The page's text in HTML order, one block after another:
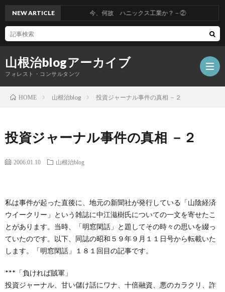
山根治blogアーカイブ
フォレスト・コンサルタンツ
を
創
人々
根
治
会
社
内
NEW ARTICLE 今、何故 ハニックス工業か？－②
HOME 山根治blog 投資ジャーナル事件の真相 －２
投資ジャーナル事件の真相 －２
2006.01.10 山根治blog
私は事件が起った直後に、地元の新聞社が発行している「山陰経済
ウイークリー」という雑誌に中江滋樹氏についての一文を寄せたこ
とがあります。当時、「明窓閑話」と題してその時々の思いを綴っ
ていたのです。以下、同誌の昭和５９年９月１１日号から転載いた
します。「明窓閑話」１８１回目の記事です。
***「負ければ賊軍」
投資ジャーナル、甘い儲け話にワナ、十倍融資、悪のカラクリ、詐